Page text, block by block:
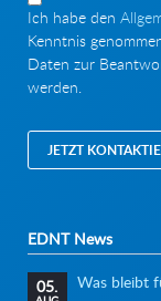
Ich habe den
Kenntnis
Daten zur
werden.
JETZT
EDNT News
05. Was bleibt